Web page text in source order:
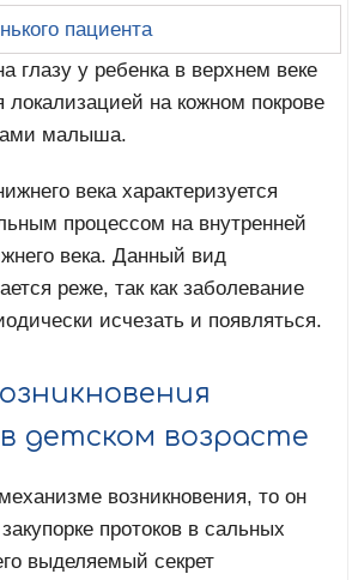
глазу у ребенка в верхнем веке
локализацией на кожном покрове
малыша.
века характеризуется
процессом на внутренней
века. Данный вид
реже, так как заболевание
исчезать и появляться.
детском возрасте
возникновения, то он
протоков в сальных
выделяемый секрет